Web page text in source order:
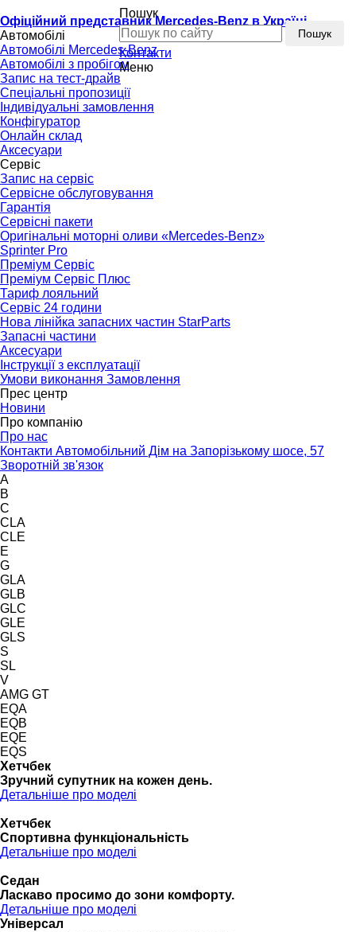
Офіційний представник Mercedes-Benz в Україні
Пошук
Пошук
Контакти
Меню
Автомобілі
Автомобілі Mercedes-Benz
Автомобілі з пробігом
Запис на тест-драйв
Спеціальні пропозиції
Індивідуальні замовлення
Конфігуратор
Онлайн склад
Аксесуари
Сервіс
Запис на сервіс
Сервісне обслуговування
Гарантія
Сервісні пакети
Оригінальні моторні оливи «Mercedes-Benz»
Sprinter Pro
Преміум Сервіс
Преміум Сервіс Плюс
Тариф лояльний
Сервіс 24 години
Нова лінійка запасних частин StarParts
Запасні частини
Аксесуари
Інструкції з експлуатації
Умови виконання Замовлення
Прес центр
Новини
Про компанію
Про нас
Контакти Автомобільний Дім на Запорізькому шосе, 57
Зворотній зв'язок
A
B
C
CLA
CLE
E
G
GLA
GLB
GLC
GLE
GLS
S
SL
V
AMG GT
EQA
EQB
EQE
EQS
Хетчбек
Зручний супутник на кожен день.
Детальніше про моделі
Хетчбек
Спортивна функціональність
Детальніше про моделі
Седан
Ласкаво просимо до зони комфорту.
Детальніше про моделі
Універсал